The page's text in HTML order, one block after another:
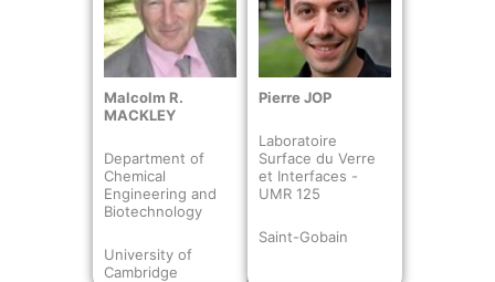
Malcolm R.
MACKLEY
Department of
Chemical
Engineering and
Biotechnology
University of
Cambridge
Pierre JOP
Laboratoire
Surface du Verre
et Interfaces -
UMR 125
Saint-Gobain